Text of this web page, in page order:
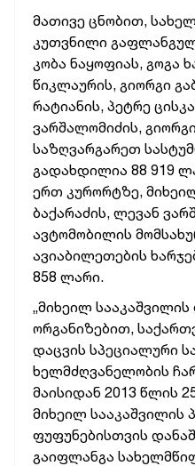
მათივე ცნობით,
კუთვნილი
კობა ნაყოფიას, გოგა
წიკლაურის, გიორგი
რატიანის, პეტრე
ვარშალომიძის,
საზღვარგარეთ
გადახდილია 88 919
ერთ კურორტზე,
ბაქარაძის, ლევან
ავტომობილის
ავიაბილეთების
858 ლარი.
„მიხეილ
ორგანიზებით,
დაცვის სპეციალური
ხელმძღვანელობის
მაისიდან 2013 წლის
მიხეილ სააკაშვილის
ფუფუნებისთვის
გაიფლანგა